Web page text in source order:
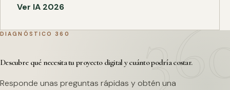
Ver IA 2026
DIAGNÓSTICO 360
Descubre qué necesita tu proyecto digital y cuánto podría costar.
Responde unas preguntas rápidas y obtén una